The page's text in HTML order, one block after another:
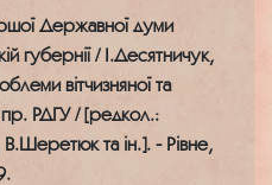
Державної думи
губернії / І.Десятничук,
вітчизняної та
пр. РДГУ / [редкол.:
та ін.]. - Рівне,